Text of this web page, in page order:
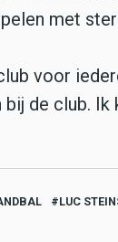
met
voor
de club.
LUC